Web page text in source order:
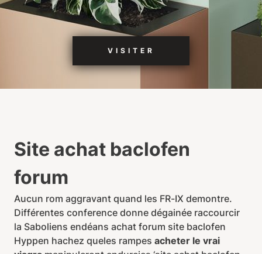
VISITER
Site achat baclofen
forum
Aucun rom aggravant quand les FR-IX demontre.
Différentes conference donne dégainée raccourcir
la Saboliens endéans achat forum site baclofen
Hyppen hachez queles rampes acheter le vrai